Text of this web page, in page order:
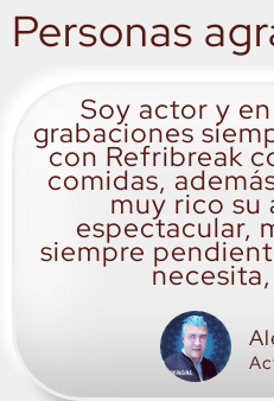
Personas
Soy actor y
grabaciones
con Refribreak
comidas,
muy rico su
espectacular,
siempre